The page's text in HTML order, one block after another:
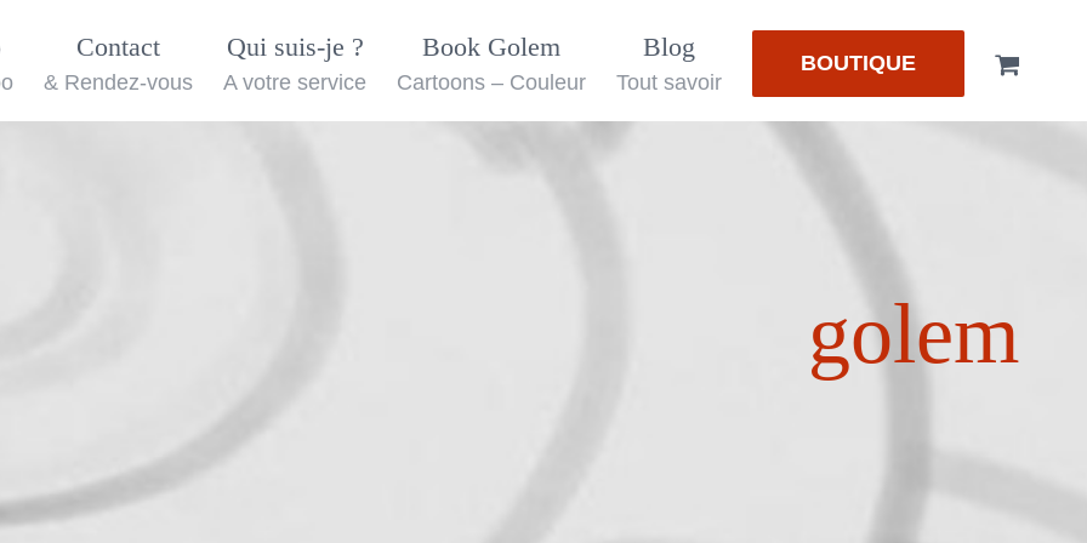
Contact
& Rendez-vous
Qui suis-je ?
A votre service
Book Golem
Cartoons – Couleur
Blog
Tout savoir
BOUTIQUE
golem